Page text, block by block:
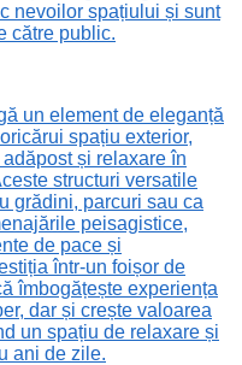
nevoilor spațiului și sunt
către public.
un element de eleganță
spațiu exterior,
și relaxare în
structuri versatile
grădini, parcuri sau ca
peisagistice,
de pace și
într-un foișor de
îmbogățește experiența
dar și crește valoarea
un spațiu de relaxare și
ani de zile.